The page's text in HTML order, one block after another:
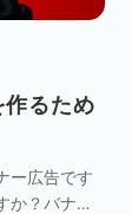
作るため
ー広告です
か？バナー